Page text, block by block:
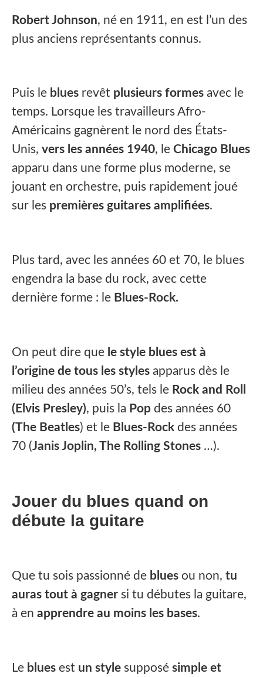
Robert Johnson, né en 1911, en est l’un des
plus anciens représentants connus.
Puis le blues revêt plusieurs formes avec le
temps. Lorsque les travailleurs Afro-
Américains gagnèrent le nord des États-
Unis, vers les années 1940, le Chicago Blues
apparu dans une forme plus moderne, se
jouant en orchestre, puis rapidement joué
sur les premières guitares amplifiées.
Plus tard, avec les années 60 et 70, le blues
engendra la base du rock, avec cette
dernière forme : le Blues-Rock.
On peut dire que le style blues est à
l’origine de tous les styles apparus dès le
milieu des années 50’s, tels le Rock and Roll
(Elvis Presley), puis la Pop des années 60
(The Beatles) et le Blues-Rock des années
70 (Janis Joplin, The Rolling Stones …).
Jouer du blues quand on
débute la guitare
Que tu sois passionné de blues ou non, tu
auras tout à gagner si tu débutes la guitare,
à en apprendre au moins les bases.
Le blues est un style supposé simple et